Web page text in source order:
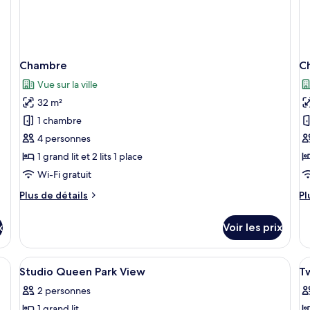
Chambre
Vue sur la ville
32 m²
1 chambre
4 personnes
1 grand lit et 2 lits 1 place
Wi-Fi gratuit
Plus de détails
Plus
le
type
de
Chambre
Voir les prix
le
de
lits, une grande fenêtre donnant sur la ville, un téléviseur à écran plat et
Afficher
toutes
les
Une chambre d’hôtel moderne dotée
10
Studio Queen Park View
2 personnes